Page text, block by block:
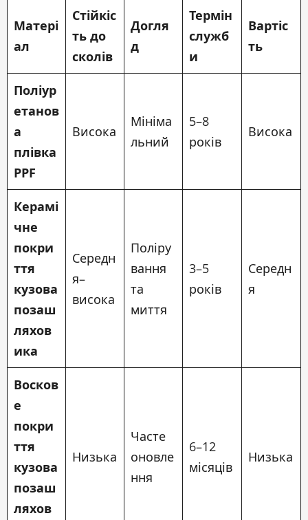
Матері
ал
Стійкіс
ть до
сколів
Догля
д
Термін
служб
и
Вартіс
ть
Поліур
етанов
а
плівка
PPF
Висока
Мініма
льний
5–8
років
Висока
Керамі
чне
покри
ття
кузова
позаш
ляхов
ика
Середн
я–
висока
Поліру
вання
та
миття
3–5
років
Середн
я
Восков
е
покри
ття
кузова
позаш
ляхов
Низька
Часте
оновле
ння
6–12
місяців
Низька